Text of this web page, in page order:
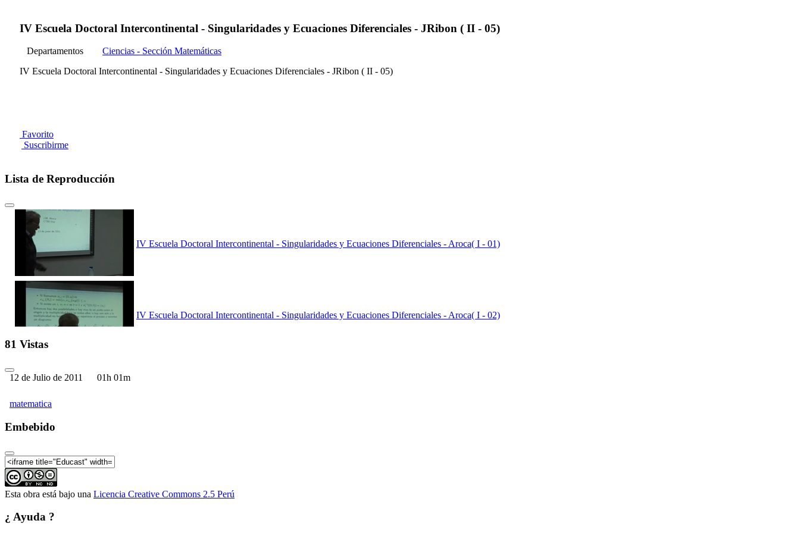
IV Escuela Doctoral Intercontinental - Singularidades y Ecuaciones Diferenciales - JRibon ( II - 05)
Departamentos
Ciencias - Sección Matemáticas
IV Escuela Doctoral Intercontinental - Singularidades y Ecuaciones Diferenciales - JRibon ( II - 05)
Favorito
Suscribirme
Lista de Reproducción
IV Escuela Doctoral Intercontinental - Singularidades y Ecuaciones Diferenciales - Aroca( I - 01)
IV Escuela Doctoral Intercontinental - Singularidades y Ecuaciones Diferenciales - Aroca( I - 02)
81 Vistas
12 de Julio de 2011 01h 01m
matematica
Embebido
Esta obra está bajo una Licencia Creative Commons 2.5 Perú
¿ Ayuda ?